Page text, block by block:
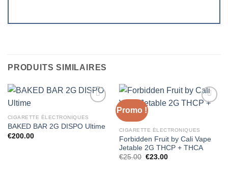
PRODUITS SIMILAIRES
CIGARETTE ÉLECTRONIQUES
BAKED BAR 2G DISPO Ultime
€200.00
Promo !
CIGARETTE ÉLECTRONIQUES
Forbidden Fruit by Cali Vape
Jetable 2G THCP + THCA
€25.00 Le
€23.00Le